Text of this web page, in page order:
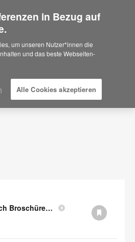
in United States?
like to see Products we sell in
Viccarbe Trivio Tisch Broschüre (auf Englisch)
in Bezug auf
um unseren Nutzer*innen die
und das beste Webseiten-
Alle Cookies akzeptieren